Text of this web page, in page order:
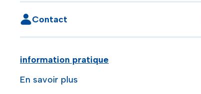
Contact
information pratique
En savoir plus